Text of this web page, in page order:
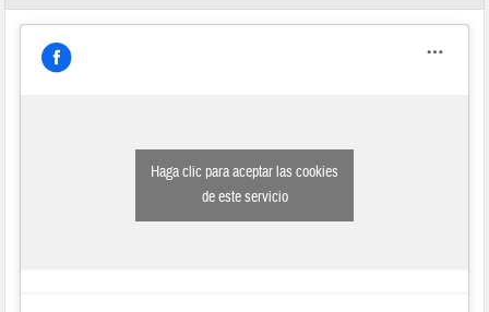
Haga clic para aceptar las cookies
de este servicio